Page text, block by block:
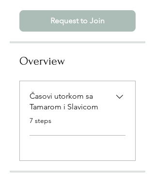
Request to Join
Overview
Časovi utorkom sa
Tamarom i Slavicom
.7 steps